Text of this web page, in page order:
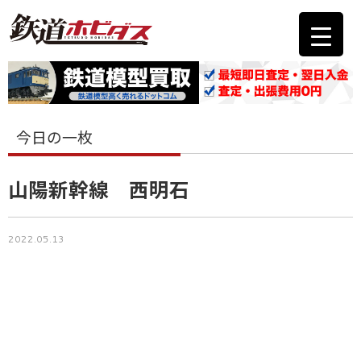
今日の一枚
山陽新幹線 西明石
2022.05.13